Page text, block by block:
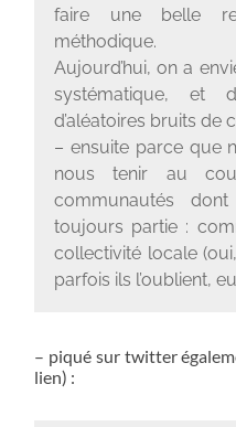
faire une belle
méthodique.
Aujourd’hui, on a
systématique, et
d’aléatoires bruits de
– ensuite parce que
nous tenir au
communautés
toujours partie :
collectivité locale
parfois ils l’oublient,
– piqué sur twitter
lien) :